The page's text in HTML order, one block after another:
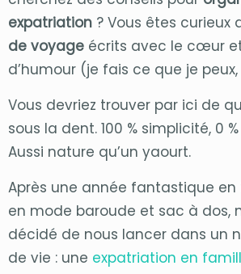
expatriation ? Vous êtes curieux
de voyage écrits avec le cœur
d’humour (je fais ce que je
Vous devriez trouver par ici de
sous la dent. 100 % simplicité, 0
Aussi nature qu’un yaourt.
Après une année fantastique en
en mode baroude et sac à dos,
décidé de nous lancer dans un
de vie : une expatriation en